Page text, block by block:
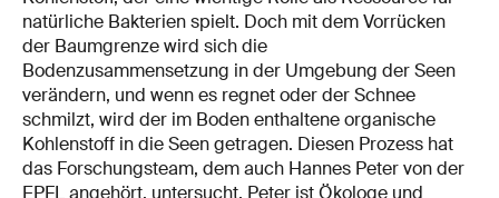
natürliche Bakterien spielt. Doch mit dem Vorrücken
der Baumgrenze wird sich die
Bodenzusammensetzung in der Umgebung der Seen
verändern, und wenn es regnet oder der Schnee
schmilzt, wird der im Boden enthaltene organische
Kohlenstoff in die Seen getragen. Diesen Prozess hat
das Forschungsteam, dem auch Hannes Peter von der
EPFL angehört, untersucht. Peter ist Ökologe und